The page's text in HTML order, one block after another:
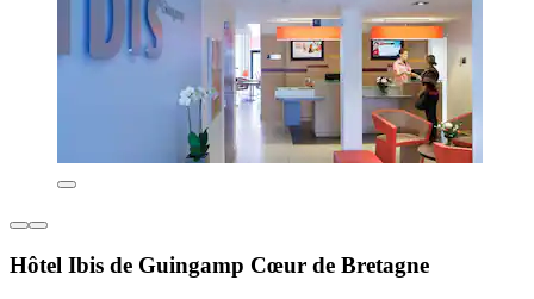
Hôtel Ibis de Guingamp Cœur de Bretagne